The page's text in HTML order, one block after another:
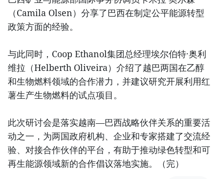
（Camila Olsen）分享了巴西在制定公平能源转型
政策方面的经验。
与此同时，Coop Ethanol集团总经理埃尔伯特·奥利
维拉（Helberth Oliveira）介绍了越巴两国在乙醇
和生物燃料领域的合作潜力，并建议研究开展利用红
薯生产生物燃料的试点项目。
此次研讨会是落实越南—巴西战略伙伴关系的重要活
动之一，为两国政府机构、企业和专家搭建了交流经
验、对接合作伙伴的平台，有助于推动绿色转型和可
再生能源领域新的合作倡议落地实施。（完）